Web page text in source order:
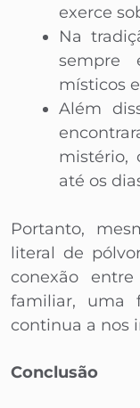
exerce
Na
sempre
místicos
Além
mistério,
até os
Portanto,
literal de
conexão
familiar, uma
continua a nos
Conclusão